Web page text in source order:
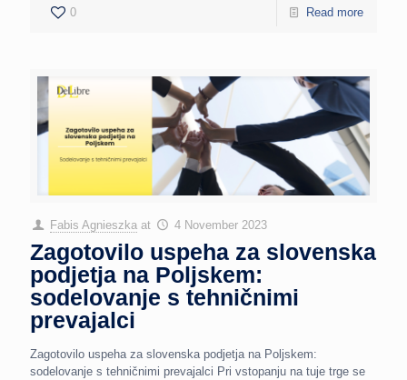
0 Read more
Fabis Agnieszka at 4 November 2023
Zagotovilo uspeha za slovenska
podjetja na Poljskem:
sodelovanje s tehničnimi
prevajalci
Zagotovilo uspeha za slovenska podjetja na Poljskem:
sodelovanje s tehničnimi prevajalci Pri vstopanju na tuje trge se